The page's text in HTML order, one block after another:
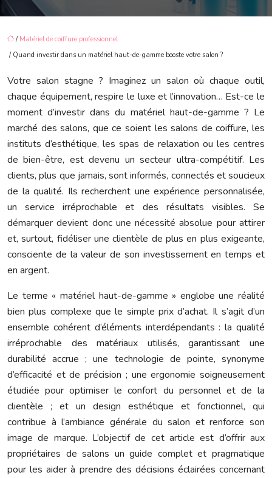
/ Matériel de coiffure professionnel
/ Quand investir dans un matériel haut-de-gamme booste votre salon ?
Votre salon stagne ? Imaginez un salon où chaque outil,
chaque équipement, respire le luxe et l’innovation… Est-ce le
moment d’investir dans du matériel haut-de-gamme ? Le
marché des salons, que ce soient les salons de coiffure, les
instituts d’esthétique, les spas de relaxation ou les centres
de bien-être, est devenu un secteur ultra-compétitif. Les
clients, plus que jamais, sont informés, connectés et soucieux
de la qualité. Ils recherchent une expérience personnalisée,
un service irréprochable et des résultats visibles. Se
démarquer devient donc une nécessité absolue pour attirer
et, surtout, fidéliser une clientèle de plus en plus exigeante,
consciente de la valeur de son investissement en temps et
en argent.
Le terme « matériel haut-de-gamme » englobe une réalité
bien plus complexe que le simple prix d’achat. Il s’agit d’un
ensemble cohérent d’éléments interdépendants : la qualité
irréprochable des matériaux utilisés, garantissant une
durabilité accrue ; une technologie de pointe, synonyme
d’efficacité et de précision ; une ergonomie soigneusement
étudiée pour optimiser le confort du personnel et de la
clientèle ; et un design esthétique et fonctionnel, qui
contribue à l’ambiance générale du salon et renforce son
image de marque. L’objectif de cet article est d’offrir aux
propriétaires de salons un guide complet et pragmatique
pour les aider à prendre des décisions éclairées concernant